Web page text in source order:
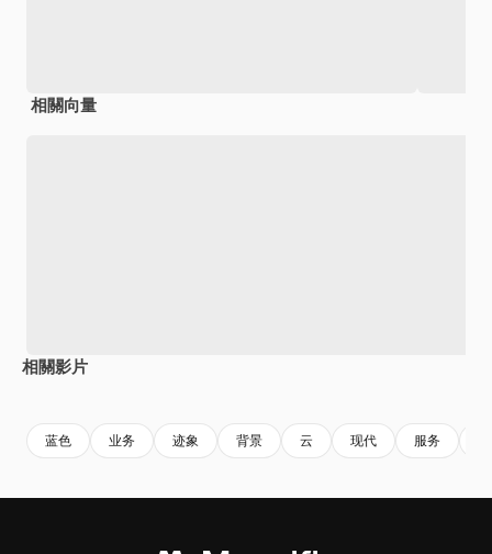
相關向量
相關影片
蓝色 业务 迹象 背景 云 现代 服务